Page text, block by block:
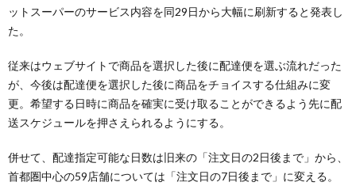
ットスーパーのサービス内容を同29日から大幅に刷新すると発表し
た。
従来はウェブサイトで商品を選択した後に配達便を選ぶ流れだった
が、今後は配達便を選択した後に商品をチョイスする仕組みに変
更。希望する日時に商品を確実に受け取ることができるよう先に配
送スケジュールを押さえられるようにする。
併せて、配達指定可能な日数は旧来の「注文日の2日後まで」から、
首都圏中心の59店舗については「注文日の7日後まで」に変える。